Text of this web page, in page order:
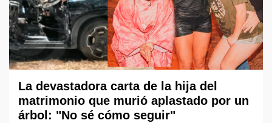
La devastadora carta de la hija del
matrimonio que murió aplastado por un
árbol: "No sé cómo seguir"